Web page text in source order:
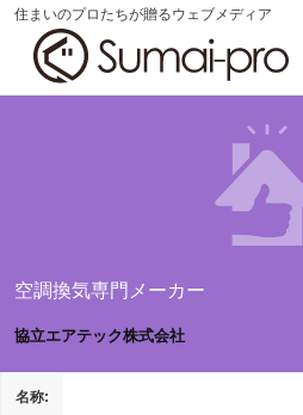
住まいのプロたちが贈るウェブメディア
空調換気専門メーカー
協立エアテック株式会社
名称